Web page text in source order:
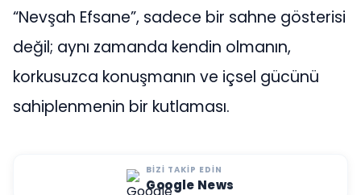
“Nevşah Efsane”, sadece bir sahne gösterisi
değil; aynı zamanda kendin olmanın,
korkusuzca konuşmanın ve içsel gücünü
sahiplenmenin bir kutlaması.
BIZI TAKIP EDIN
Google News